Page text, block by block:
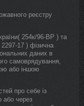
реєстру
254к/96-ВР ) та
17 ) фізична
даних в
самоврядування,
або іншою
про себе із
або через